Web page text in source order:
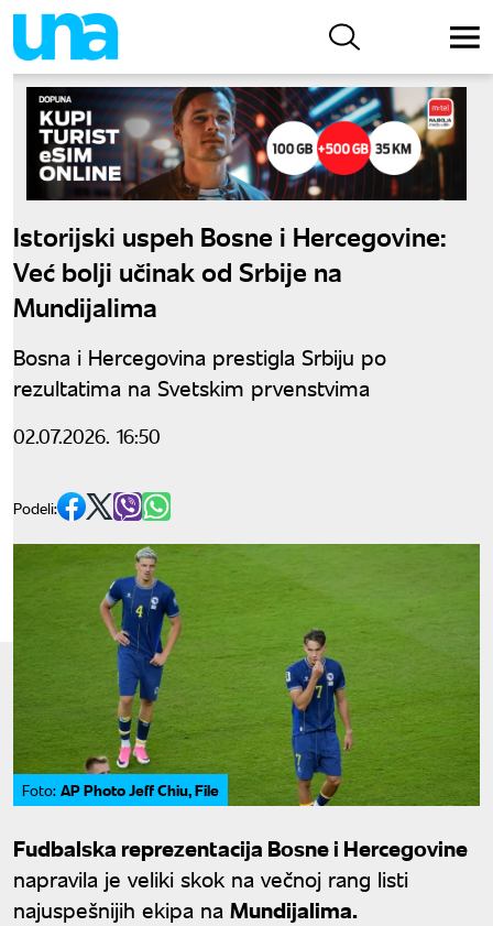
Istorijski uspeh Bosne i Hercegovine:
Već bolji učinak od Srbije na
Mundijalima
Bosna i Hercegovina prestigla Srbiju po
rezultatima na Svetskim prvenstvima
02.07.2026. 16:50
Podeli:
Foto: AP Photo Jeff Chiu, File
Fudbalska reprezentacija Bosne i Hercegovine
napravila je veliki skok na večnoj rang listi
najuspešnijih ekipa na Mundijalima.